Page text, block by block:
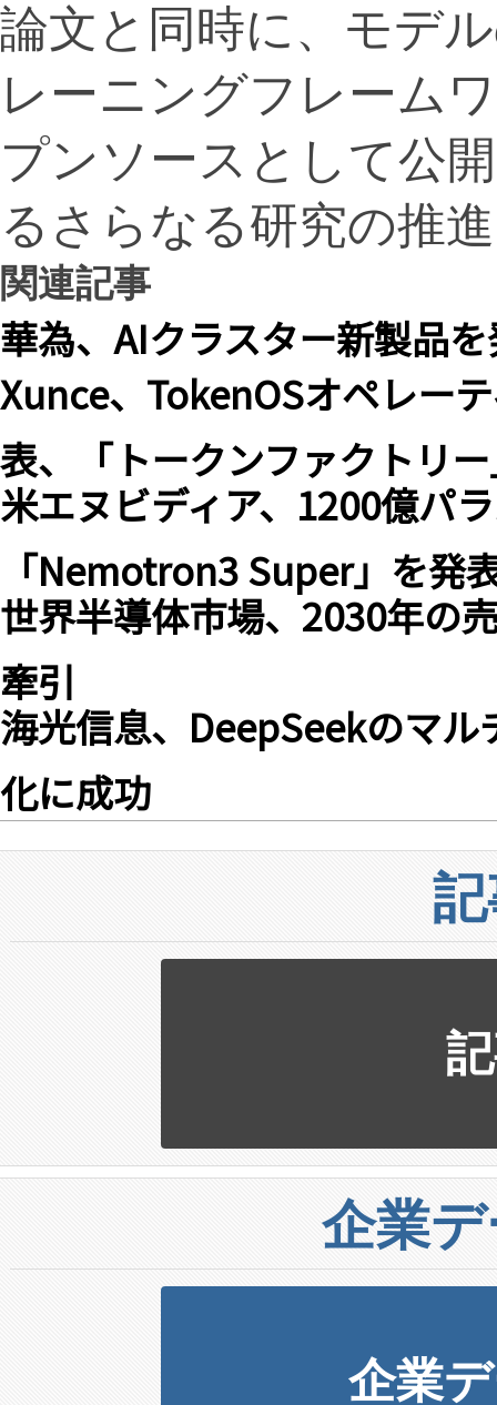
論文と同時に、モデ
レーニングフレーム
プンソースとして公
るさらなる研究の推
関連記事
華為、AIクラスター新製品
Xunce、TokenOSオペレー
表、「トークンファクトリ
米エヌビディア、1200億パ
「Nemotron3 Super」を発
世界半導体市場、2030年の
牽引
海光信息、DeepSeekのマ
化に成功
企業
企業